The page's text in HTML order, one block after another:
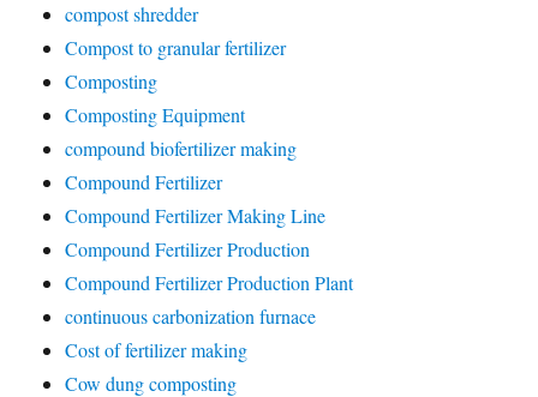
compost shredder
Compost to granular fertilizer
Composting
Composting Equipment
compound biofertilizer making
Compound Fertilizer
Compound Fertilizer Making Line
Compound Fertilizer Production
Compound Fertilizer Production Plant
continuous carbonization furnace
Cost of fertilizer making
Cow dung composting